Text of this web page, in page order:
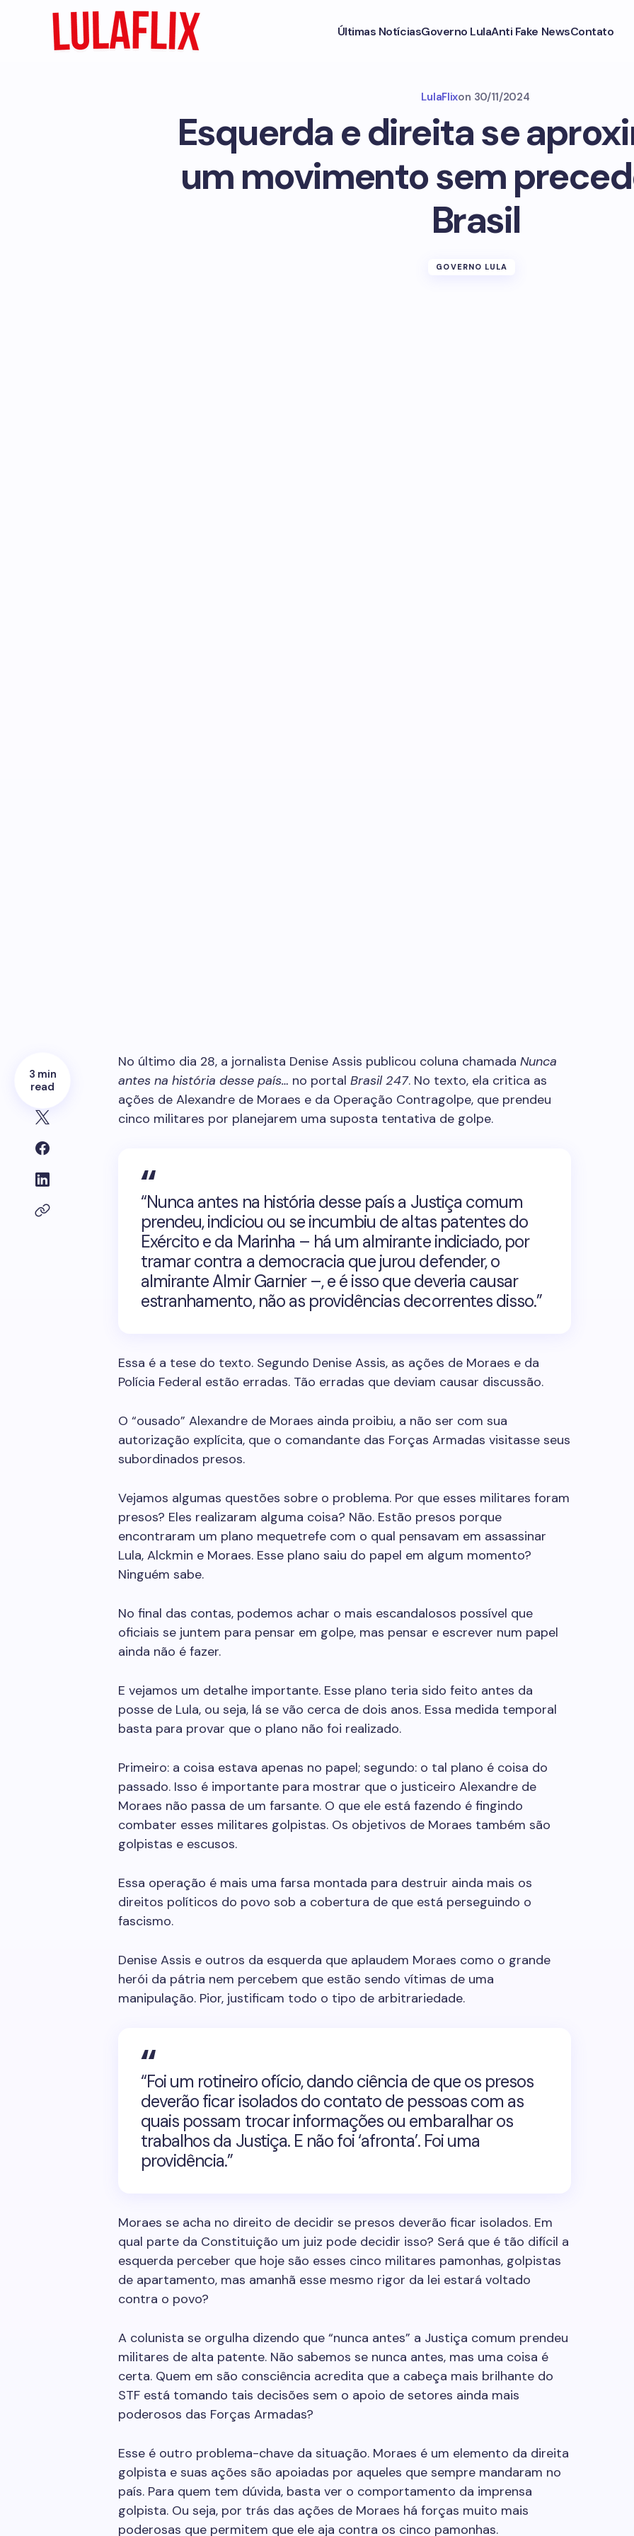
Últimas NotíciasGoverno LulaAnti Fake NewsContato
LulaFlixon 30/11/2024
Esquerda e direita se
um movimento sem
Brasil
GOVERNO LULA
3 min
read
No último dia 28, a jornalista Denise Assis publicou coluna chamada Nunca
antes na história desse país… no portal Brasil 247. No texto, ela critica as
ações de Alexandre de Moraes e da Operação Contragolpe, que prendeu
cinco militares por planejarem uma suposta tentativa de golpe.
“Nunca antes na história desse país a Justiça comum
prendeu, indiciou ou se incumbiu de altas patentes do
Exército e da Marinha – há um almirante indiciado, por
tramar contra a democracia que jurou defender, o
almiranteAlmir Garnier–, e é isso que deveria causar
estranhamento, não as providências decorrentes disso.”
Essa é a tese do texto. Segundo Denise Assis, as ações de Moraes e da
Polícia Federal estão erradas. Tão erradas que deviam causar discussão.
O “ousado” Alexandre de Moraes ainda proibiu, a não ser com sua
autorização explícita, que o comandante das Forças Armadas visitasse seus
subordinados presos.
Vejamos algumas questões sobre o problema. Por que esses militares foram
presos? Eles realizaram alguma coisa? Não. Estão presos porque
encontraram um plano mequetrefe com o qual pensavam em assassinar
Lula, Alckmin e Moraes. Esse plano saiu do papel em algum momento?
Ninguém sabe.
No final das contas, podemos achar o mais escandalosos possível que
oficiais se juntem para pensar em golpe, mas pensar e escrever num papel
ainda não é fazer.
E vejamos um detalhe importante. Esse plano teria sido feito antes da
posse de Lula, ou seja, lá se vão cerca de dois anos. Essa medida temporal
basta para provar que o plano não foi realizado.
Primeiro: a coisa estava apenas no papel; segundo: o tal plano é coisa do
passado. Isso é importante para mostrar que o justiceiro Alexandre de
Moraes não passa de um farsante. O que ele está fazendo é fingindo
combater esses militares golpistas. Os objetivos de Moraes também são
golpistas e escusos.
Essa operação é mais uma farsa montada para destruir ainda mais os
direitos políticos do povo sob a cobertura de que está perseguindo o
fascismo.
Denise Assis e outros da esquerda que aplaudem Moraes como o grande
herói da pátria nem percebem que estão sendo vítimas de uma
manipulação. Pior, justificam todo o tipo de arbitrariedade.
“Foi um rotineiro ofício, dando ciência de que os presos
deverão ficar isolados do contato de pessoas com as
quais possam trocar informações ou embaralhar os
trabalhos da Justiça. E não foi ‘afronta’. Foi uma
providência.”
Moraes se acha no direito de decidir se presos deverão ficar isolados. Em
qual parte da Constituição um juiz pode decidir isso? Será que é tão difícil a
esquerda perceber que hoje são esses cinco militares pamonhas, golpistas
de apartamento, mas amanhã esse mesmo rigor da lei estará voltado
contra o povo?
A colunista se orgulha dizendo que “nunca antes” a Justiça comum prendeu
militares de alta patente. Não sabemos se nunca antes, mas uma coisa é
certa. Quem em são consciência acredita que a cabeça mais brilhante do
STF está tomando tais decisões sem o apoio de setores ainda mais
poderosos das Forças Armadas?
Esse é outro problema-chave da situação. Moraes é um elemento da direita
golpista e suas ações são apoiadas por aqueles que sempre mandaram no
país. Para quem tem dúvida, basta ver o comportamento da imprensa
golpista. Ou seja, por trás das ações de Moraes há forças muito mais
poderosas que permitem que ele aja contra os cinco pamonhas.